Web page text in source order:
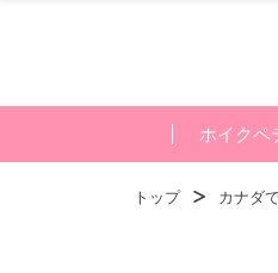
ホイクペ
トップ カナダ